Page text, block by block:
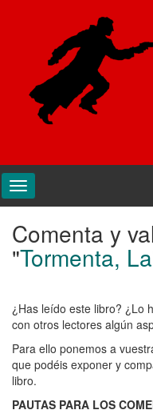
Comenta
valora
el
libro:
Tormenta,
La
Comenta y
"Tormenta, La
¿Has leído este libro? ¿Lo
con otros lectores algún
Para ello ponemos a
que podéis exponer y
libro.
PAUTAS PARA LOS